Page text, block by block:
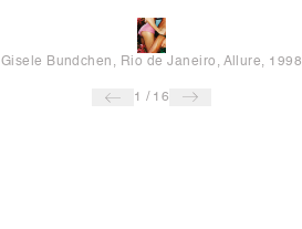
Gisele Bundchen, Rio de Janeiro, Allure, 1998
1 / 16